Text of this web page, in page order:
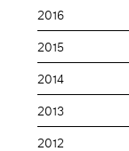
2016
2015
2014
2013
2012